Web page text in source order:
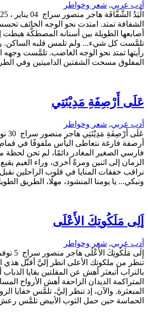
أدب عربي, شعر وخواطر
الشفافة تمتد. امتدت نحو الوجه الخائف
أصابعها الطويلة بين أسنانه المصطكَّة هبطت
تلمَّست كل شيء... ولم تلمس قلبه الساكن.
رأيتها تمتد نحو الوجه الغاضب. تلمَّست
المفلوق مسحت الشفتين الداميتين وفي
عَلَى أَرْصِفَةِ مَدِيْنَتِي
أدب عربي, شعر وخواطر
أرصفة فارغة نتعاطى اليأس ملفوفًا في
فارسي الصغير المغادر دائمًا، لم تحن لحظة
الزمان إلى اثنين ومرةً أخرى، وراء الغيم
نراقب خفقات المنايا في قلوب الراحلين
ونبكي... يا يومنا المنشود، مهلًا، الطريق
إَلِى مَلَكُوتِكَ الأَعْلَى
أدب عربي, شعر وخواطر
تنظر من ملكوتك الأعلى انظر إليَّ أقبِّل
بالتراب أتبعثر أهش عن المقلتين بقايا
المتراكمة الديدان الزاحفة أهش الأرواح
المبعثرة. والآن، إذ تنظر إليَّ، تلمَّس خفايا
الحماسة حين حمل الثوب الأبيض تلمَّس